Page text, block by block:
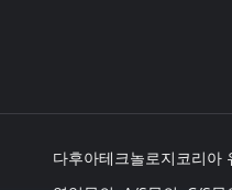
다후아테크놀로지코리